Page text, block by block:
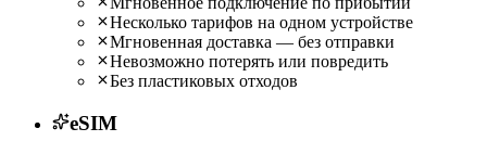
Несколько тарифов на одном устройстве
Мгновенная доставка — без отправки
Невозможно потерять или повредить
Без пластиковых отходов
eSIM